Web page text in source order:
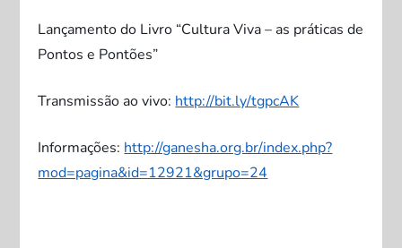
Lançamento do Livro “Cultura Viva – as práticas de
Pontos e Pontões”
Transmissão ao vivo: http://bit.ly/tgpcAK
Informações: http://ganesha.org.br/index.php?
mod=pagina&id=12921&grupo=24